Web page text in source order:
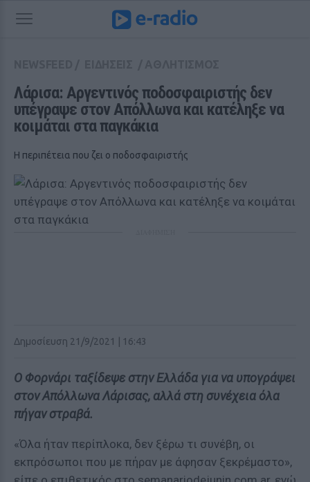
Λάρισα: Αργεντινός ποδοσφαιριστής δεν
υπέγραψε στον Απόλλωνα και κατέληξε να
κοιμάται στα παγκάκια
Η περιπέτεια που ζει ο ποδοσφαιριστής
Δημοσίευση 21/9/2021 | 16:43
Ο Φορνάρι ταξίδεψε στην Ελλάδα για να υπογράψει
στον Απόλλωνα Λάρισας, αλλά στη συνέχεια όλα
πήγαν στραβά.
«Όλα ήταν περίπλοκα, δεν ξέρω τι συνέβη, οι
εκπρόσωποι που με πήραν με άφησαν ξεκρέμαστο»,